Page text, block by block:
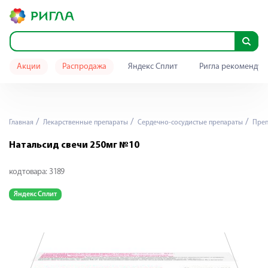
Акции Распродажа Яндекс Сплит Ригла
Главная Лекарственные препараты Сердечно-сосудистые препараты
Натальсид свечи 250мг №10
код товара: 3189
Яндекс Сплит